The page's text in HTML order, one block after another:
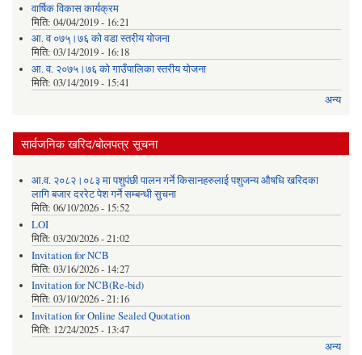
वार्षिक विकास कार्यक्रम
मिति: 04/04/2019 - 16:21
आ. व ०७५्।७६ को वडा स्तरीय योजना
मिति: 03/14/2019 - 16:18
आ. व. २०७५।७६ को गाउँपालिका स्तरीय योजना
मिति: 03/14/2019 - 15:41
अन्य
सार्वजनिक खरिद/बोलपत्र सूचना
आ.व. २०८२।०८३ मा पशुपंछी पालन गर्ने किसानहरुलाई पशुजन्य औषधि खरिदका
लागि बजार दररेट पेश गर्ने सम्बन्धी सुचना
मिति: 06/10/2026 - 15:52
LOI
मिति: 03/20/2026 - 21:02
Invitation for NCB
मिति: 03/16/2026 - 14:27
Invitation for NCB(Re-bid)
मिति: 03/10/2026 - 21:16
Invitation for Online Sealed Quotation
मिति: 12/24/2025 - 13:47
अन्य